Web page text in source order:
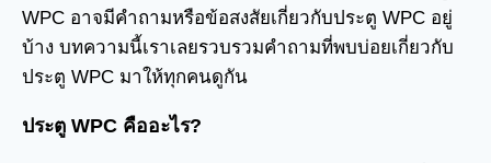
WPC อาจมีคำถามหรือข้อสงสัยเกี่ยวกับประตู WPC อยู่
บ้าง บทความนี้เราเลยรวบรวมคำถามที่พบบ่อยเกี่ยวกับ
ประตู WPC มาให้ทุกคนดูกัน
ประตู WPC คืออะไร?